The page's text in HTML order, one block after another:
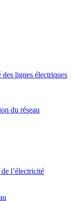
lignes électriques
du réseau
l’électricité